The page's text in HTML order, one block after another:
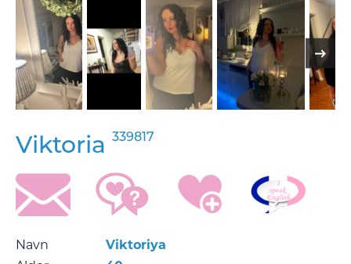
Viktoria 339817
Navn
Viktoriya